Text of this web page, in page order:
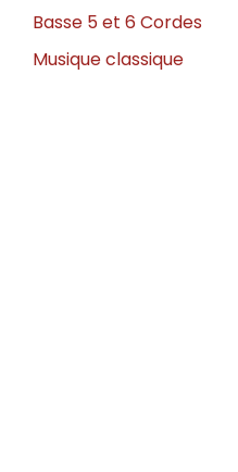
Basse 5 et 6 Cordes
Musique classique